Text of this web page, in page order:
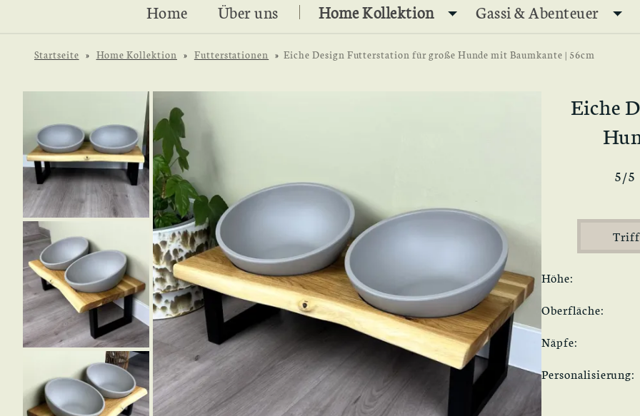
Home Über uns Home Kollektion Gassi & Abenteuer
Startseite » Home Kollektion » Futterstationen » Eiche Design Futterstation für große Hunde mit Baumkante | 56cm
Eiche
5/5
Triff
Höhe:
Oberfläche:
Näpfe:
Personalisierung: